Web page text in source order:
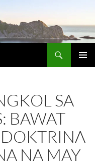
SA
BAWAT
NA MAY